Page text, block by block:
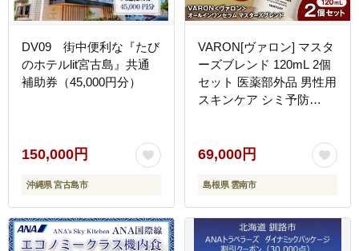
DV09 街中便利な『たび
のホテルlit宮古島』共通
補助券（45,000円分）
150,000円
沖縄県 宮古島市
VARON[ヴァロン] マスタ
ーズブレンド 120mL 2個
セット 医薬部外品 男性用
スキンケア シミ予防
市/サントリーウエルネス
69,000円
島根県 雲南市